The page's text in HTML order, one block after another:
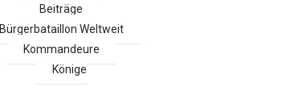
Beiträge
Bürgerbataillon Weltweit
Kommandeure
Könige